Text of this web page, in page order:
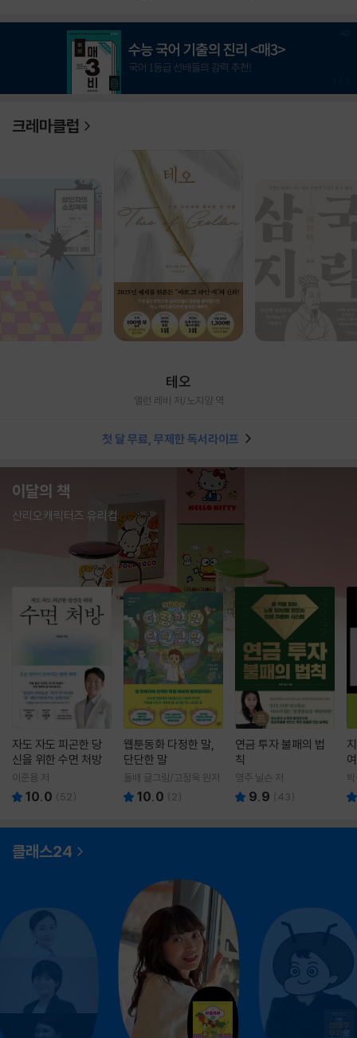
크레마클럽
테오
앨런 레비 저/노지양 역
첫 달 무료, 무제한 독서라이프
이달의 책
산리오캐릭터즈 유리컵
자도 자도 피곤한 당
신을 위한 수면 처방
이준용 저
10.0 (52)
웹툰동화 다정한 말,
단단한 말
돌배 글그림/고정욱 원저
10.0 ( 2)
연금 투자 불패의 법
칙
영주 닐슨 저
9.9 (43)
클래스24